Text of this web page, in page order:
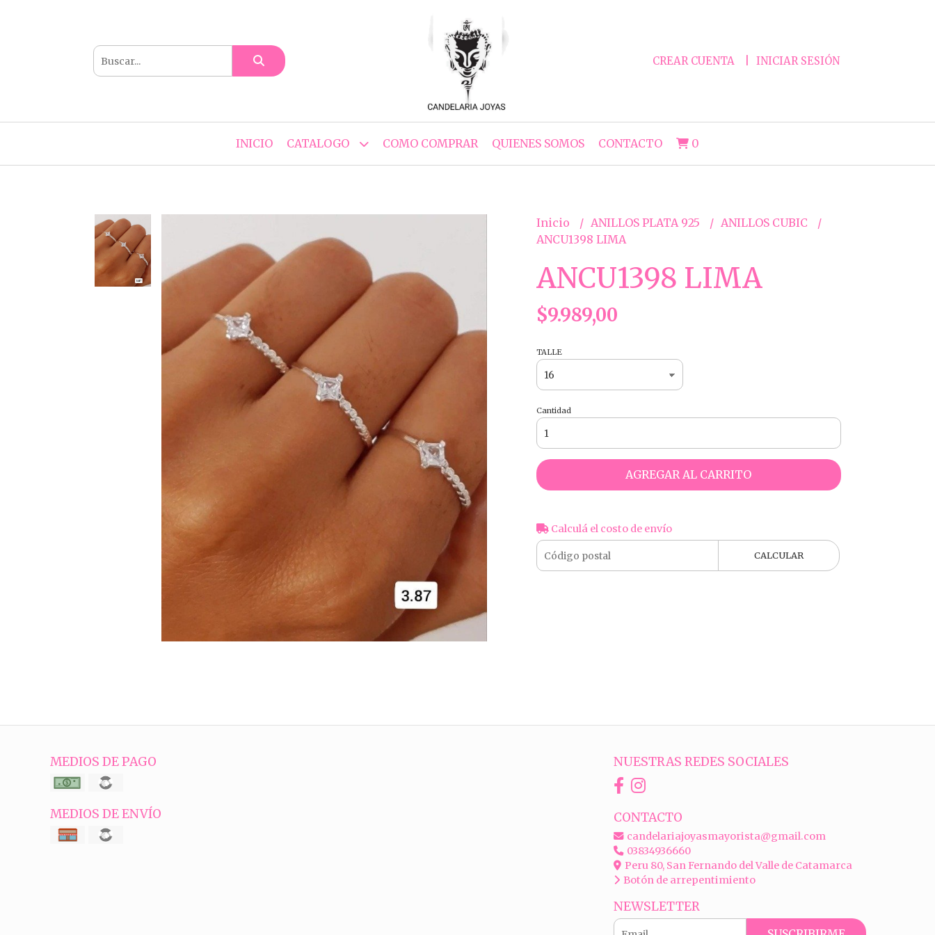
CREAR CUENTA INICIAR SESIÓN
INICIO CATALOGO COMO COMPRAR QUIENES SOMOS CONTACTO 0
Inicio ANILLOS PLATA 925
ANILLOS CUBIC
ANCU1398 LIMA
ANCU1398 LIMA
$9.989,00
TALLE
Cantidad
AGREGAR AL CARRITO
Calculá el costo de envío
CALCULAR
MEDIOS DE PAGO
MEDIOS DE ENVÍO
NUESTRAS REDES SOCIALES
CONTACTO
candelariajoyasmayorista@gmail.com
03834936660
Peru 80, San Fernando del Valle de Catamarca
Botón de arrepentimiento
NEWSLETTER